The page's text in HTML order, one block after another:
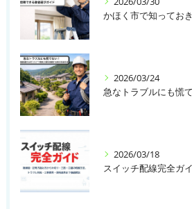
2026/03/24
2026/03/18